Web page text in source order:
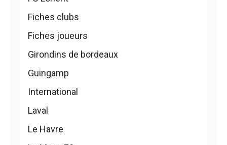
Fiches clubs
Fiches joueurs
Girondins de bordeaux
Guingamp
International
Laval
Le Havre